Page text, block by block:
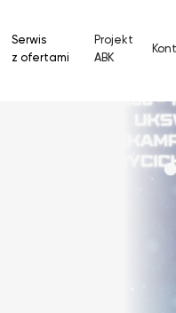
Serwis
z ofertami
Projekt
ABK